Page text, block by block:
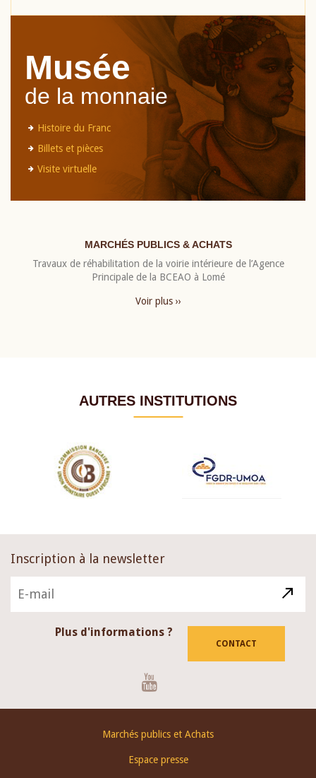
Musée
de la monnaie
Histoire du Franc
Billets et pièces
Visite virtuelle
MARCHÉS PUBLICS & ACHATS
Travaux de réhabilitation de la voirie intérieure de l’Agence
Principale de la BCEAO à Lomé
Voir plus ››
AUTRES INSTITUTIONS
Inscription à la newsletter
Plus d'informations ?
CONTACT
Marchés publics et Achats
Espace presse